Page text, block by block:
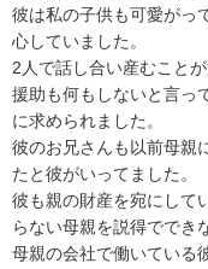
彼は私の子供も可愛がっ
心していました。
2人で話し合い産むこと
援助も何もしないと言っ
に求められました。
彼のお兄さんも以前母親
たと彼がいってました。
彼も親の財産を宛にして
らない母親を説得ででき
母親の会社で働いている